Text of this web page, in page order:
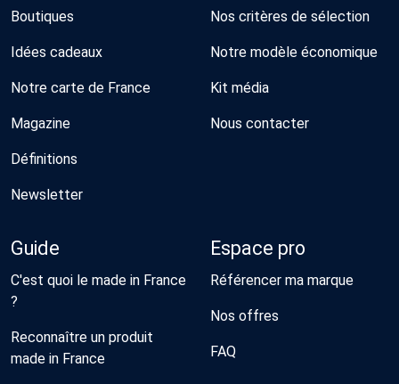
Boutiques
Idées cadeaux
Notre carte de France
Magazine
Définitions
Newsletter
Nos critères de sélection
Notre modèle économique
Kit média
Nous contacter
Guide
C'est quoi le made in France
?
Reconnaître un produit
made in France
Espace pro
Référencer ma marque
Nos offres
FAQ